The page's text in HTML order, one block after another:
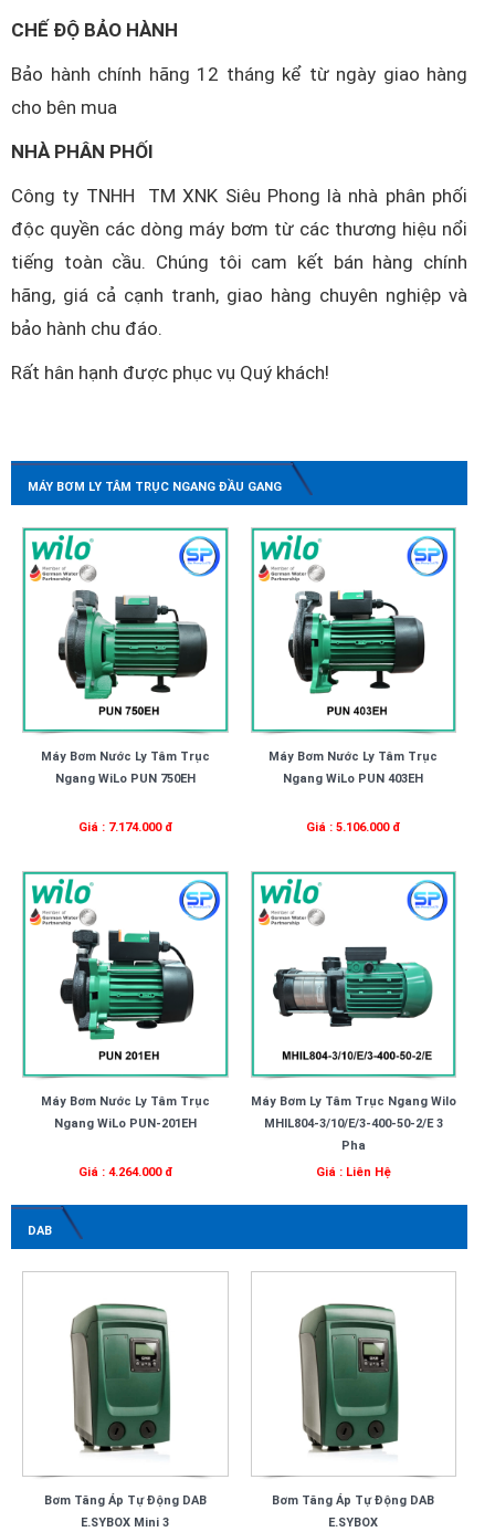
CHẾ ĐỘ BẢO HÀNH
Bảo hành chính hãng 12 tháng kể từ ngày giao hàng
cho bên mua
NHÀ PHÂN PHỐI
Công ty TNHH TM XNK Siêu Phong là nhà phân phối
độc quyền các dòng máy bơm từ các thương hiệu nổi
tiếng toàn cầu. Chúng tôi cam kết bán hàng chính
hãng, giá cả cạnh tranh, giao hàng chuyên nghiệp và
bảo hành chu đáo.
Rất hân hạnh được phục vụ Quý khách!
MÁY BƠM LY TÂM TRỤC NGANG ĐẦU GANG
Máy Bơm Nước Ly Tâm Trục
Ngang WiLo PUN 750EH
Giá : 7.174.000 đ
Máy Bơm Nước Ly Tâm Trục
Ngang WiLo PUN 403EH
Giá : 5.106.000 đ
Máy Bơm Nước Ly Tâm Trục
Ngang WiLo PUN-201EH
Giá : 4.264.000 đ
Máy Bơm Ly Tâm Trục Ngang Wilo
MHIL804-3/10/E/3-400-50-2/E 3
Pha
Giá : Liên Hệ
DAB
Bơm Tăng Áp Tự Động DAB
E.SYBOX Mini 3
Bơm Tăng Áp Tự Động DAB
E.SYBOX